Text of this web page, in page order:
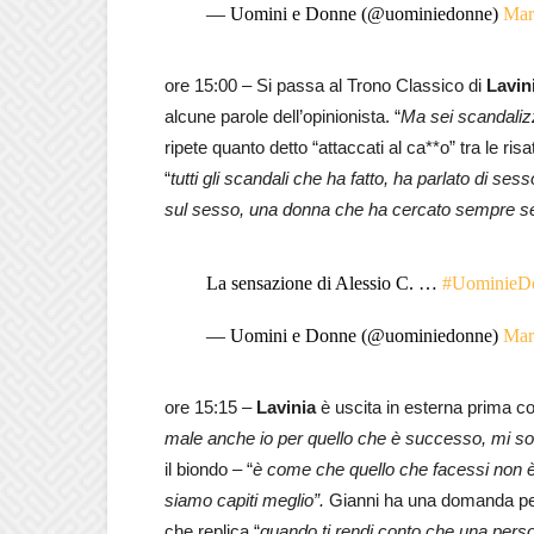
— Uomini e Donne (@uominiedonne)
ore 15:00 – Si passa al Trono Classico di
alcune parole dell’opinionista. “Ma sei
ripete quanto detto “attaccati al ca**o” tra le
“tutti gli scandali che ha fatto, ha parlato di
sul sesso, una donna che ha cercato sempre
La sensazione di Alessio C. …
— Uomini e Donne (@uominiedonne)
ore 15:15 – Laviniaè uscita in esterna prima
male anche io per quello che è successo, mi
il biondo – “è come che quello che facessi non
siamo capiti meglio”. Gianni ha una domanda